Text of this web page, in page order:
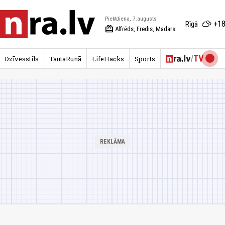
Piektdiena, 7.augusts
redeem Alfrēds, Fredis, Madars
Rīgā
Dzīvesstils TautaRunā LifeHacks Sports